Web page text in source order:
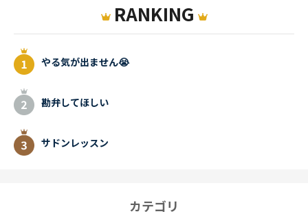
RANKING
やる気が出ません😭
勘弁してほしい
サドンレッスン
カテゴリ